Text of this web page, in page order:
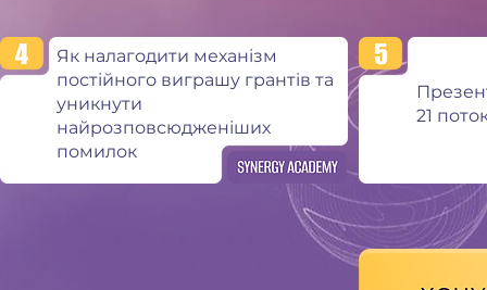
Як налагодити механізм
постійного виграшу грантів та
уникнути
найрозповсюдженіших
помилок
21